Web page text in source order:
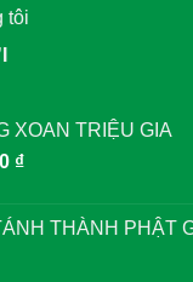
tôi
XOAN TRIỆU GIA
₫
THÀNH PHẬT